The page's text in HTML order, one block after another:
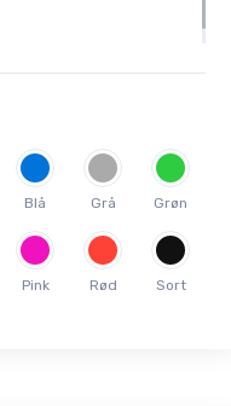
Blå Grå Grøn
Pink Rød Sort